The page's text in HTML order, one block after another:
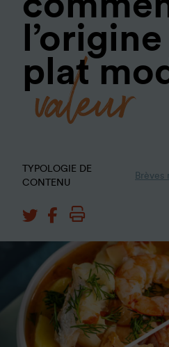
plat
valeur
TYPOLOGIE DE
CONTENU